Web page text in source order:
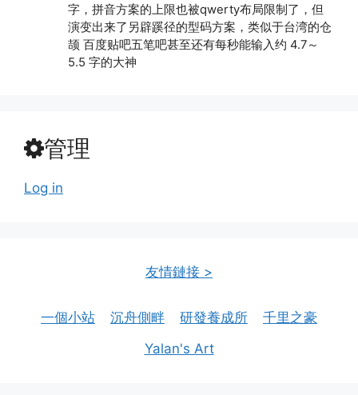
字，拼音方案的上限也被qwerty布局限制了，但
演变出来了另辟蹊径的型码方案，类似于台湾的仓
颉 百度贴吧五笔吧甚至还有每秒能输入约 4.7～
5.5 字的大神
管理
Log in
友情鏈接 >
一個小站 沉舟側畔 研發養成所
千里之豪
Yalan's Art